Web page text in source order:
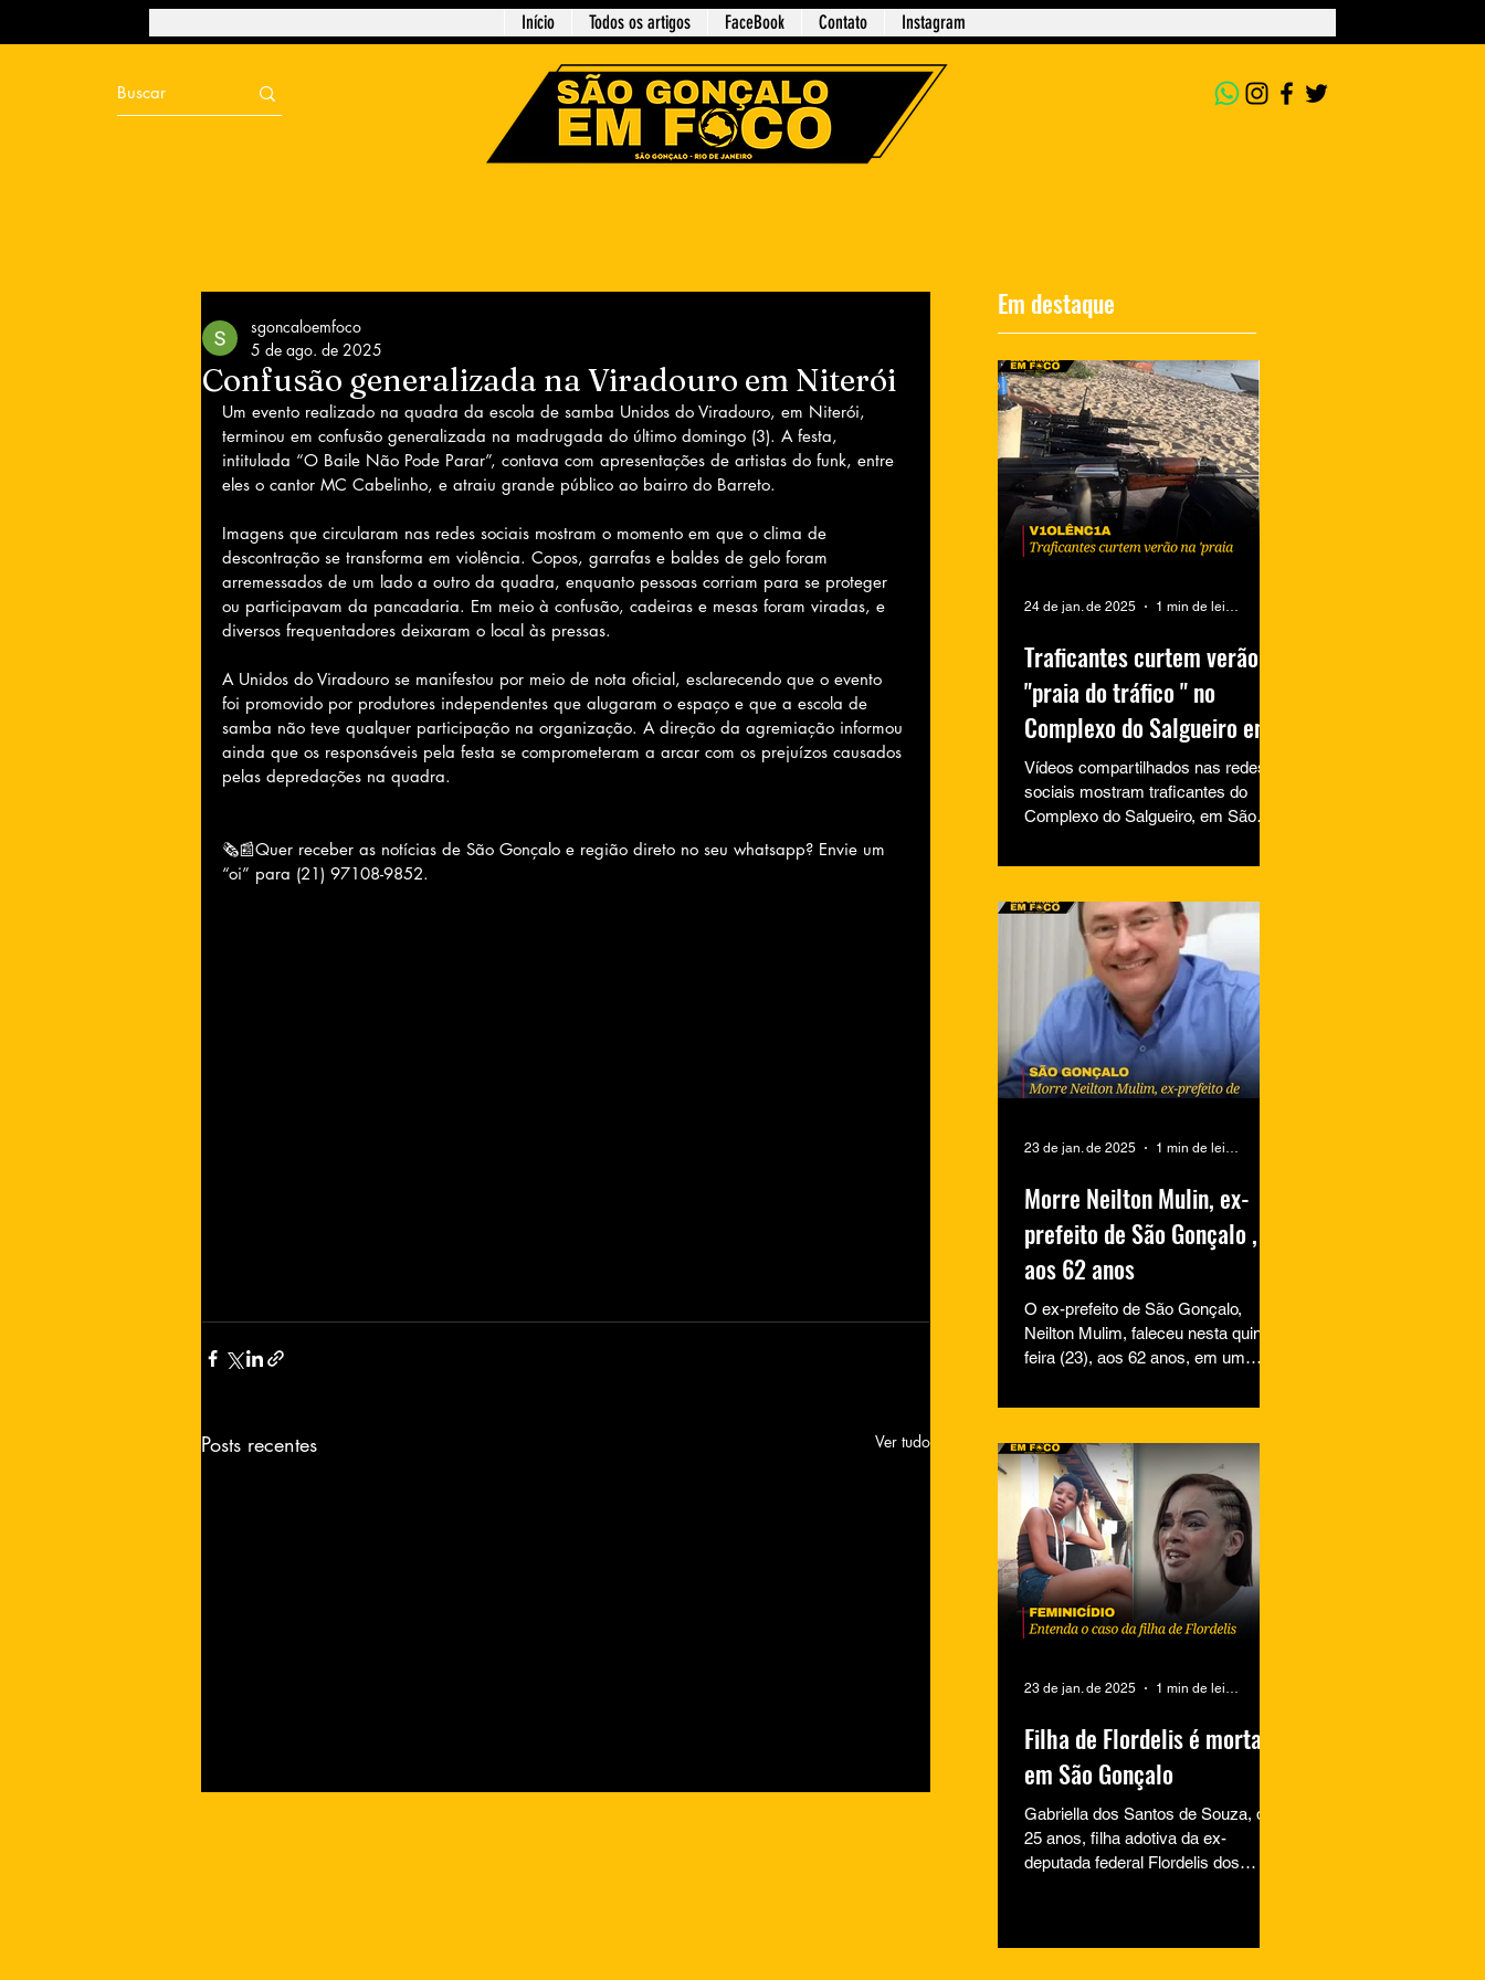
Início Todos os artigos FaceBook Contato Instagram
Confusão generalizada na Viradouro em Niterói
sgoncaloemfoco
5 de ago. de 2025
Um evento realizado na quadra da escola de samba Unidos do Viradouro, em Niterói,
terminou em confusão generalizada na madrugada do último domingo (3). A festa,
intitulada “O Baile Não Pode Parar”, contava com apresentações de artistas do funk, entre
eles o cantor MC Cabelinho, e atraiu grande público ao bairro do Barreto.
Imagens que circularam nas redes sociais mostram o momento em que o clima de
descontração se transforma em violência. Copos, garrafas e baldes de gelo foram
arremessados de um lado a outro da quadra, enquanto pessoas corriam para se proteger
ou participavam da pancadaria. Em meio à confusão, cadeiras e mesas foram viradas, e
diversos frequentadores deixaram o local às pressas.
A Unidos do Viradouro se manifestou por meio de nota oficial, esclarecendo que o evento
foi promovido por produtores independentes que alugaram o espaço e que a escola de
samba não teve qualquer participação na organização. A direção da agremiação informou
ainda que os responsáveis pela festa se comprometeram a arcar com os prejuízos causados
pelas depredações na quadra.
🗞📰Quer receber as notícias de São Gonçalo e região direto no seu whatsapp? Envie um
“oi” para (21) 97108-9852.
Posts recentes Ver tudo
Em destaque
Traficantes curtem verão na
"praia do tráfico " no
Complexo do Salgueiro em
São Gonçalo
Vídeos compartilhados nas redes
sociais mostram traficantes do
Complexo do Salgueiro, em São
de lazer na...
24 de jan. de 2025
Morre Neilton Mulin, ex-
prefeito de São Gonçalo ,
aos 62 anos
O ex-prefeito de São Gonçalo,
Neilton Mulim, faleceu nesta quinta-
feira (23), aos 62 anos, em um
informação...
23 de jan. de 2025
Filha de Flordelis é morta
em São Gonçalo
Gabriella dos Santos de Souza, de
25 anos, filha adotiva da ex-
deputada federal Flordelis dos
23 de jan. de 2025 1 min de leitura